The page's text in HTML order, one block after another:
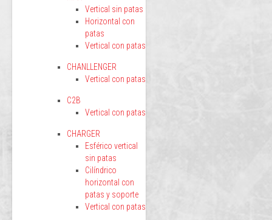
Vertical sin patas
Horizontal con
patas
Vertical con patas
CHANLLENGER
Vertical con patas
C2B
Vertical con patas
CHARGER
Esférico vertical
sin patas
Cilíndrico
horizontal con
patas y soporte
Vertical con patas